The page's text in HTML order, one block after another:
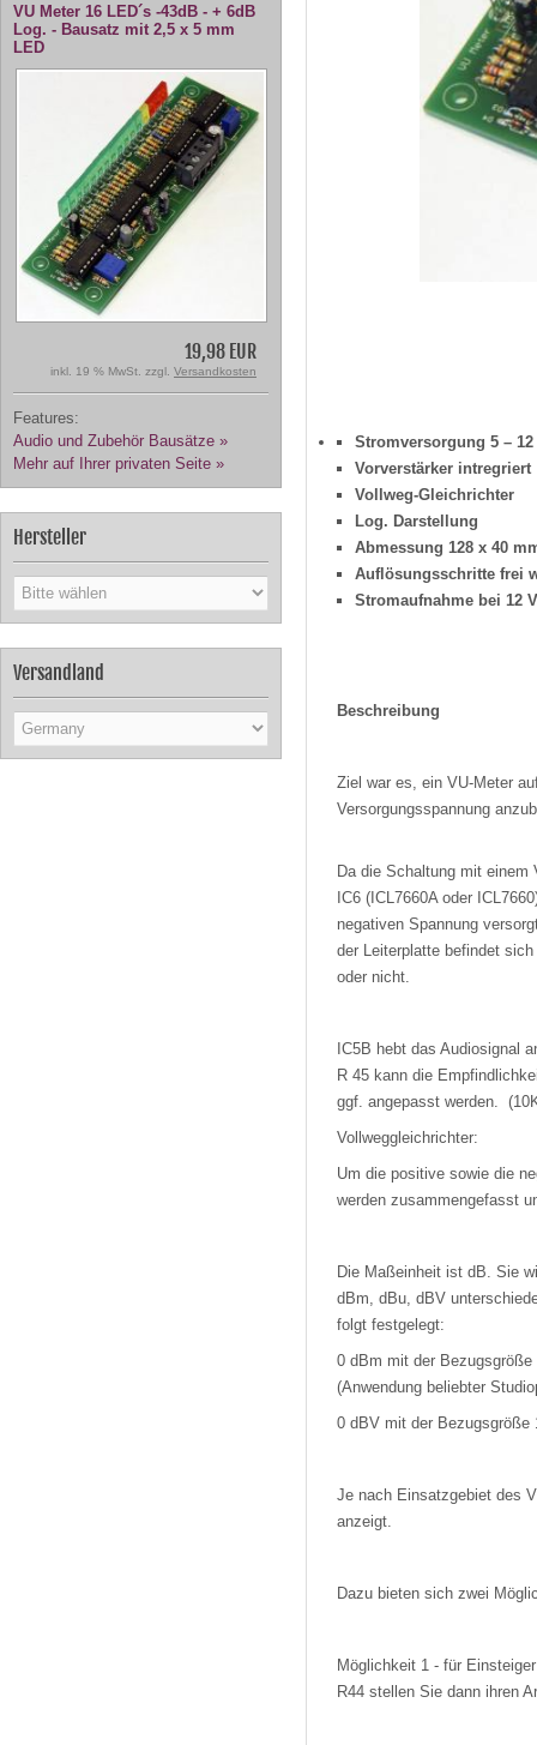
VU Meter 16 LED´s -43dB - + 6dB
Log. - Bausatz mit 2,5 x 5 mm
LED
19,98 EUR
inkl. 19 % MwSt. zzgl. Versandkosten
Features:
Audio und Zubehör Bausätze »
Mehr auf Ihrer privaten Seite »
Hersteller
Versandland
Stromversorgung 5 – 12
Vorverstärker intregriert
Vollweg-Gleichrichter
Log. Darstellung
Abmessung 128 x 40
Auflösungsschritte frei
Stromaufnahme bei 12
Beschreibung
Ziel war es, ein VU-Meter
Versorgungsspannung
Da die Schaltung mit
IC6 (ICL7660A oder
negativen Spannung
der Leiterplatte befindet
oder nicht.
IC5B hebt das Audiosignal
R 45 kann die
ggf. angepasst werden.
Vollweggleichrichter:
Um die positive sowie die
werden zusammengefasst
Die Maßeinheit ist dB. Sie
dBm, dBu, dBV
folgt festgelegt:
0 dBm mit der
(Anwendung beliebter
0 dBV mit der Bezugsgröße
Je nach Einsatzgebiet des
anzeigt.
Dazu bieten sich zwei
Möglichkeit 1 - für
R44 stellen Sie dann ihren